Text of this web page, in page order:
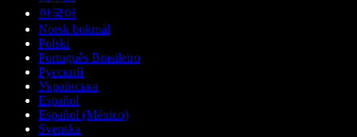
한국어
Norsk bokmål
Polski
Português Brasileiro
Русский
Українська
Español
Español (México)
Svenska